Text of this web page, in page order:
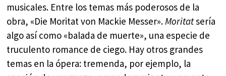
musicales. Entre los temas más poderosos de la
obra, «Die Moritat von Mackie Messer».Moritatsería
algo así como «balada de muerte», una especie de
truculento romance de ciego. Hay otros grandes
temas en la ópera: tremenda, por ejemplo, la